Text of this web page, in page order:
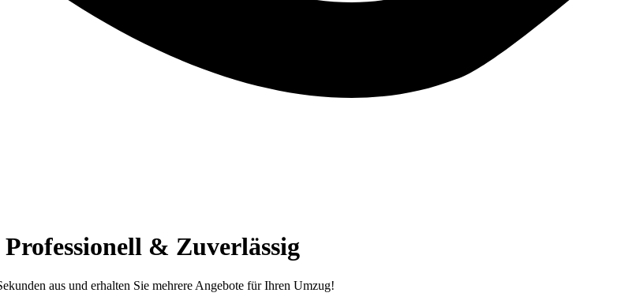
& Zuverlässig
aus und erhalten Sie mehrere Angebote für Ihren Umzug!